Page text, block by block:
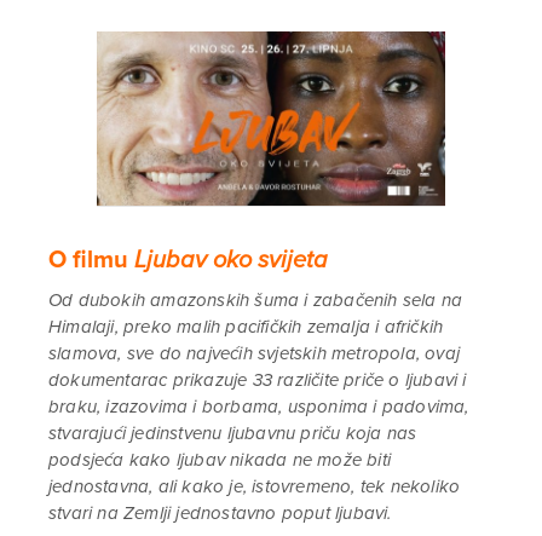
O filmu Ljubav oko svijeta
Od dubokih amazonskih šuma i zabačenih sela na
Himalaji, preko malih pacifičkih zemalja i afričkih
slamova, sve do najvećih svjetskih metropola, ovaj
dokumentarac prikazuje 33 različite priče o ljubavi i
braku, izazovima i borbama, usponima i padovima,
stvarajući jedinstvenu ljubavnu priču koja nas
podsjeća kako ljubav nikada ne može biti
jednostavna, ali kako je, istovremeno, tek nekoliko
stvari na Zemlji jednostavno poput ljubavi.